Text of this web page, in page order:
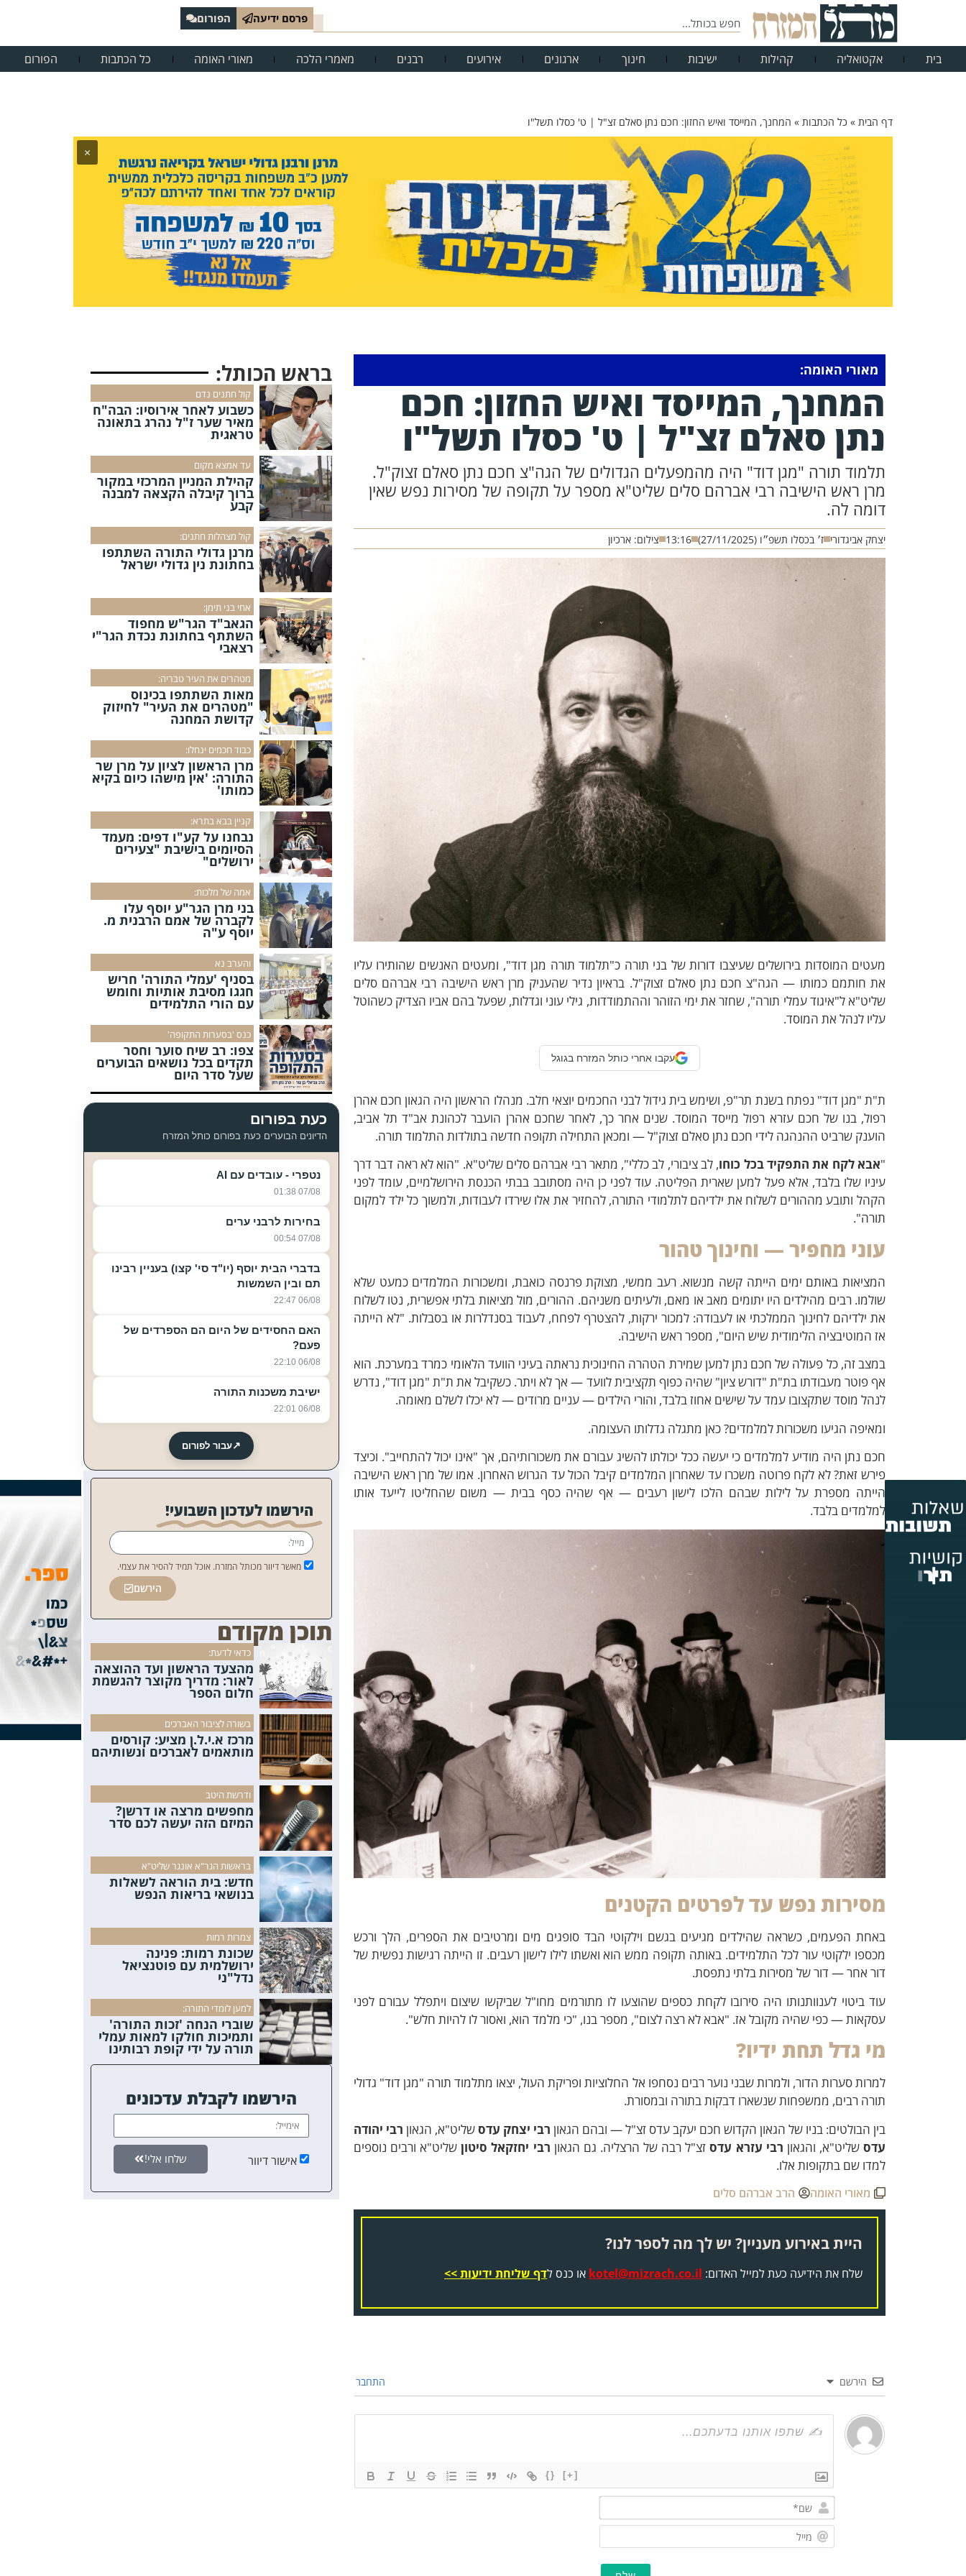
פרסם ידיעה הפורום
בית אקטואליה קהילות ישיבות חינוך ארגונים אירועים רבנים מאמרי הלכה מאורי האומה כל הכתבות הפורום
דף הבית » כל הכתבות » המחנך, המייסד ואיש החזון: חכם נתן סאלם זצ"ל | ט' כסלו תשל"ו
×
מאורי האומה:
המחנך, המייסד ואיש החזון: חכם
נתן סאלם זצ"ל | ט' כסלו תשל"ו
תלמוד תורה "מגן דוד" היה מהמפעלים הגדולים של הגה"צ חכם נתן סאלם זצוק"ל.
מרן ראש הישיבה רבי אברהם סלים שליט"א מספר על תקופה של מסירות נפש שאין
דומה לה.
יצחק אביגדורי ז׳ בכסלו תשפ״ו (27/11/2025) 13:16 צילום: ארכיון
מעטים המוסדות בירושלים שעיצבו דורות של בני תורה כ"תלמוד תורה מגן דוד", ומעטים האנשים שהותירו עליו
את חותמם כמותו — הגה"צ חכם נתן סאלם זצוק"ל. בראיון נדיר שהעניק מרן ראש הישיבה רבי אברהם סלים
שליט"א ל"איגוד עמלי תורה", שחזר את ימי הזוהר וההתמודדות, גילי עוני וגדלות, שפעל בהם אביו הצדיק כשהוטל
עליו לנהל את המוסד.
עקבו אחרי כותל המזרח בגוגל
ת"ת "מגן דוד" נפתח בשנת תר"פ, ושימש בית גידול לבני החכמים יוצאי חלב. מנהלו הראשון היה הגאון חכם אהרן
רפול, בנו של חכם עזרא רפול מייסד המוסד. שנים אחר כך, לאחר שחכם אהרן הועבר לכהונת אב"ד תל אביב,
הוענק שרביט ההנהגה לידי חכם נתן סאלם זצוק"ל — ומכאן התחילה תקופה חדשה בתולדות התלמוד תורה.
"אבא לקח את התפקיד בכל כוחו, לב ציבורי, לב כללי", מתאר רבי אברהם סלים שליט"א. "הוא לא ראה דבר דרך
עיניו שלו בלבד, אלא פעל למען שארית הפליטה. עוד לפני כן היה מסתובב בבתי הכנסת הירושלמיים, עומד לפני
הקהל ותובע מההורים לשלוח את ילדיהם לתלמודי התורה, להחזיר את אלו שירדו לעבודות, ולמשוך כל ילד למקום
תורה".
עוני מחפיר — וחינוך טהור
המציאות באותם ימים הייתה קשה מנשוא. רעב ממשי, מצוקת פרנסה כואבת, ומשכורות המלמדים כמעט שלא
שולמו. רבים מהילדים היו יתומים מאב או מאם, ולעיתים משניהם. ההורים, מול מציאות בלתי אפשרית, נטו לשלוח
את ילדיהם לחינוך הממלכתי או לעבודה: למכור ירקות, להצטרף לפחח, לעבוד בסנדלרות או בסבלות. "לא הייתה
אז המוטיבציה הלימודית שיש היום", מספר ראש הישיבה.
במצב זה, כל פעולה של חכם נתן למען שמירת הטהרה החינוכית נראתה בעיני הוועד הלאומי כמרד במערכת. הוא
אף פוטר מעבודתו בת"ת "דורש ציון" שהיה כפוף תקציבית לוועד — אך לא ויתר. כשקיבל את ת"ת "מגן דוד", נדרש
לנהל מוסד שתקצובו עמד על שישים אחוז בלבד, והורי הילדים — עניים מרודים — לא יכלו לשלם מאומה.
ומאיפה הגיעו משכורות למלמדים? כאן מתגלה גדלותו העצומה.
חכם נתן היה מודיע למלמדים כי יעשה ככל יכולתו להשיג עבורם את משכורותיהם, אך "אינו יכול להתחייב". וכיצד
פירש זאת? לא לקח פרוטה משכרו עד שאחרון המלמדים קיבל הכול עד הגרוש האחרון. אמו של מרן ראש הישיבה
הייתה מספרת על לילות שבהם הלכו לישון רעבים — אף שהיה כסף בבית — משום שהחליטו לייעד אותו
למלמדים בלבד.
מסירות נפש עד לפרטים הקטנים
באחת הפעמים, כשראה שהילדים מגיעים בגשם וילקוטי הבד סופגים מים ומרטיבים את הספרים, הלך ורכש
מכספו ילקוטי עור לכל התלמידים. באותה תקופה ממש הוא ואשתו לילו לישון רעבים. זו הייתה רגישות נפשית של
דור אחר — דור של מסירות בלתי נתפסת.
עוד ביטוי לענוותנותו היה סירובו לקחת כספים שהוצעו לו מתורמים מחו"ל שביקשו שיצום ויתפלל עבורם לפני
עסקאות — כפי שהיה מקובל אז. "אבא לא רצה לצום", מספר בנו, "כי מלמד הוא, ואסור לו להיות חלש".
מי גדל תחת ידיו?
למרות סערות הדור, ולמרות שבני נוער רבים נסחפו אל החלוציות ופריקת העול, יצאו מתלמוד תורה "מגן דוד" גדולי
תורה רבים, ממשפחות שנשארו דבקות בתורה ובמסורת.
בין הבולטים: בניו של הגאון הקדוש חכם יעקב עדס זצ"ל — ובהם הגאון רבי יצחק עדסשליט"א, הגאון רבי יהודה
עדסשליט"א, והגאון רבי עזרא עדסזצ"ל רבה של הרצליה. גם הגאון רבי יחזקאל סיטוןשליט"א ורבים נוספים
למדו שם בתקופות אלו.
מאורי האומה הרב אברהם סלים
היית באירוע מעניין? יש לך מה לספר לנו?
שלח את הידיעה כעת למייל האדום: kotel@mizrach.co.il או כנס לדף שליחת ידיעות >>
הירשם התחבר
{} [+]
בראש הכותל:
קול חתנים נדם
כשבוע לאחר אירוסיו: הבה"ח
מאיר שער ז"ל נהרג בתאונה
טראגית
עד אמצא מקום
קהילת המניין המרכזי במקור
ברוך קיבלה הקצאה למבנה
קבע
קול מצהלות חתנים:
מרנן גדולי התורה השתתפו
בחתונת נין גדולי ישראל
אחי בני תימן:
הגאב"ד הגר"ש מחפוד
השתתף בחתונת נכדת הגר"י
רצאבי
מטהרים את העיר טבריה:
מאות השתתפו בכינוס
"מטהרים את העיר" לחיזוק
קדושת המחנה
כבוד חכמים ינחלו:
מרן הראשון לציון על מרן שר
התורה: 'אין מישהו כיום בקיא
כמותו'
קניין בבא בתרא:
נבחנו על קע"ו דפים: מעמד
הסיומים בישיבת "צעירים
ירושלים"
אמה של מלכות:
בני מרן הגר"ע יוסף עלו
לקברה של אמם הרבנית מ.
יוסף ע"ה
והערב נא
בסניף 'עמלי התורה' חריש
חגגו מסיבת אותיות וחומש
עם הורי התלמידים
כנס 'בסערות התקופה'
צפו: רב שיח סוער וחסר
תקדים בכל נושאים הבוערים
שעל סדר היום
כעת בפורום
הדיונים הבוערים כעת בפורום כותל המזרח
נטפרי - עובדים עם AI
07/08 01:38
בחירות לרבני ערים
07/08 00:54
בדברי הבית יוסף (יו"ד סי' קצו) בעניין רבינו
תם ובין השמשות
06/08 22:47
האם החסידים של היום הם הספרדים של
פעם?
06/08 22:10
ישיבת משכנות התורה
06/08 22:01
↗עבור לפורום
הירשמו לעדכון השבועי!
מאשר דיוור מכותל המזרח. אוכל תמיד להסיר את עצמי.
הירשם
תוכן מקודם
כדאי לדעת:
מהצעד הראשון ועד ההוצאה
לאור: מדריך מקוצר להגשמת
חלום הספר
בשורה לציבור האברכים
מרכז א.י.ל.ן מציע: קורסים
מותאמים לאברכים ונשותיהם
ודרשת היטב
מחפשים מרצה או דרשן?
המיזם הזה יעשה לכם סדר
בראשות הגר"א אונגר שליט"א
חדש: בית הוראה לשאלות
בנושאי בריאות הנפש
צמרות רמות
שכונת רמות: פנינה
ירושלמית עם פוטנציאל
נדל"ני
למען לומדי התורה:
שוברי הנחה 'זכות התורה'
ותמיכות חולקו למאות עמלי
תורה על ידי קופת רבותינו
הירשמו לקבלת עדכונים
אישור דיוור שלחו אלי!